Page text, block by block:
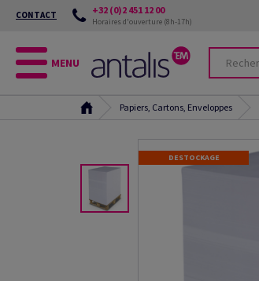
CONTACT +32 (0)2 451 12 00
Horaires d'ouverture (8h-17h)
MENU
Papiers, Cartons, Enveloppes
DESTOCKAGE